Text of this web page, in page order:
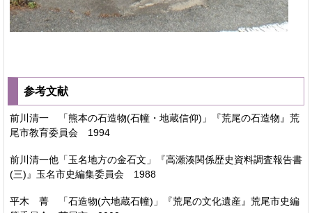
参考文献
前川清一 「熊本の石造物(石幢・地蔵信仰)」『荒尾の石造物』荒
尾市教育委員会 1994
前川清一他「玉名地方の金石文」『高瀬湊関係歴史資料調査報告書
(三)』玉名市史編集委員会 1988
平木 菁 「石造物(六地蔵石幢)」『荒尾の文化遺産』荒尾市史編